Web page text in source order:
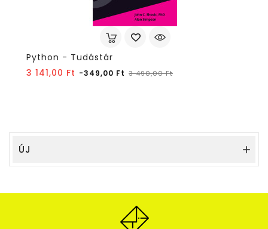
Python - Tudástár
3 141,00 Ft Normál
-349,00 Ft 3 490,00 FtÁr
ÚJ 